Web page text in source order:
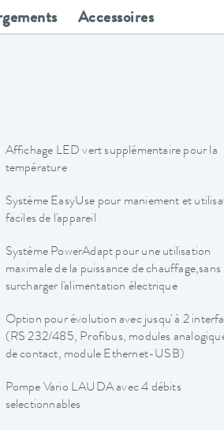
Accessoires
Affichage LED vert supplémentaire pour la
température
Système EasyUse pour maniement et
faciles de l'appareil
Système PowerAdapt pour une utilisation
maximale de la puissance de chauffage,sans
surcharger l'alimentation électrique
Option pour évolution avec jusqu' à 2
(RS 232/485, Profibus, modules
de contact, module Ethernet-USB)
Pompe Vario LAUDA avec 4 débits
selectionnables